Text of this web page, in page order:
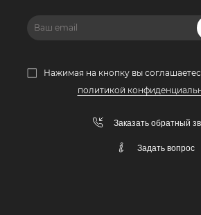
Нажимая на кнопку вы
политикой
Заказать обратный
Задать вопрос